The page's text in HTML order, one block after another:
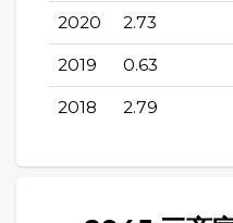
2020 2.73
2019 0.63
2018 2.79